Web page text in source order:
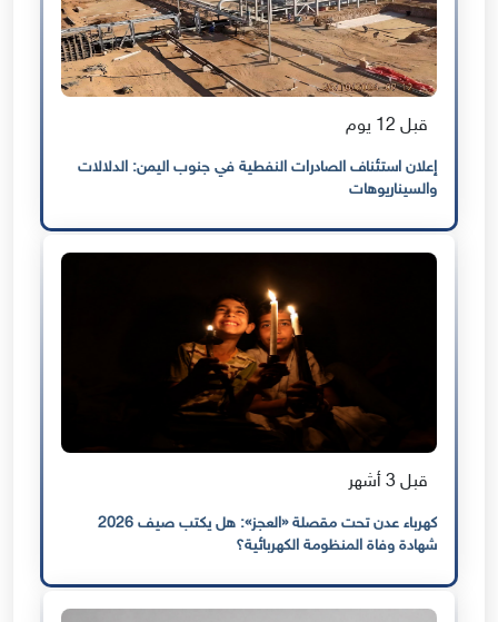
قبل 12 يوم
إعلان استئناف الصادرات النفطية في جنوب اليمن: الدلالات
والسيناريوهات
قبل 3 أشهر
كهرباء عدن تحت مقصلة «العجز»: هل يكتب صيف 2026
شهادة وفاة المنظومة الكهربائية؟